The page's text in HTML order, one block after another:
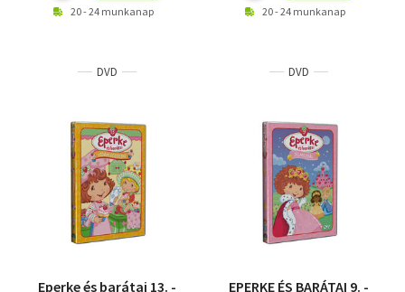
20 - 24 munkanap 20 - 24 munkanap
DVD
Eperke és barátai 13. -
DVD
EPERKE ÉS BARÁTAI 9. -